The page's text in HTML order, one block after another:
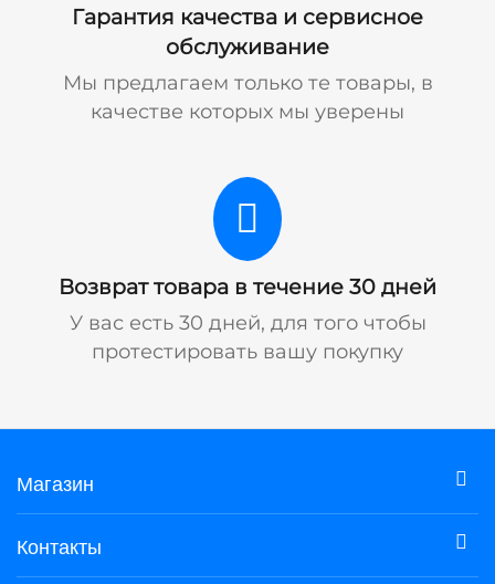
Гарантия качества и сервисное
обслуживание
Мы предлагаем только те товары, в
качестве которых мы уверены
Возврат товара в течение 30 дней
У вас есть 30 дней, для того чтобы
протестировать вашу покупку
Магазин
Контакты